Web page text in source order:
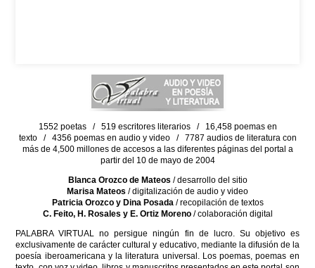
1552 poetas / 519 escritores literarios / 16,458 poemas en
texto / 4356 poemas en audio y video / 7787 audios de literatura con
más de 4,500 millones de accesos a las diferentes páginas del portal a
partir del 10 de mayo de 2004
Blanca Orozco de Mateos / desarrollo del sitio
Marisa Mateos / digitalización de audio y video
Patricia Orozco y Dina Posada/ recopilación de textos
C. Feito, H. Rosales y E. Ortiz Moreno/ colaboración digital
PALABRA VIRTUAL no persigue ningún fin de lucro. Su objetivo es
exclusivamente de carácter cultural y educativo, mediante la difusión de la
poesía iberoamericana y la literatura universal. Los poemas, poemas en